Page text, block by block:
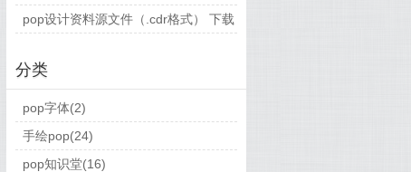
pop设计资料源文件（.cdr格式） 下载
分类
pop字体(2)
手绘pop(24)
pop知识堂(16)